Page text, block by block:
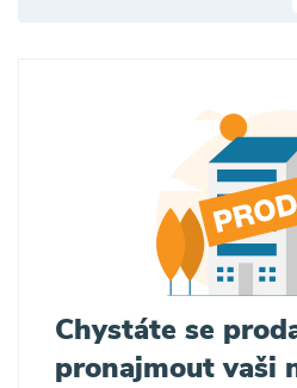
Chystáte se
pronajmout vaši